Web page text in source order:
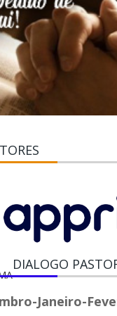
DIALOGO
Janeiro-